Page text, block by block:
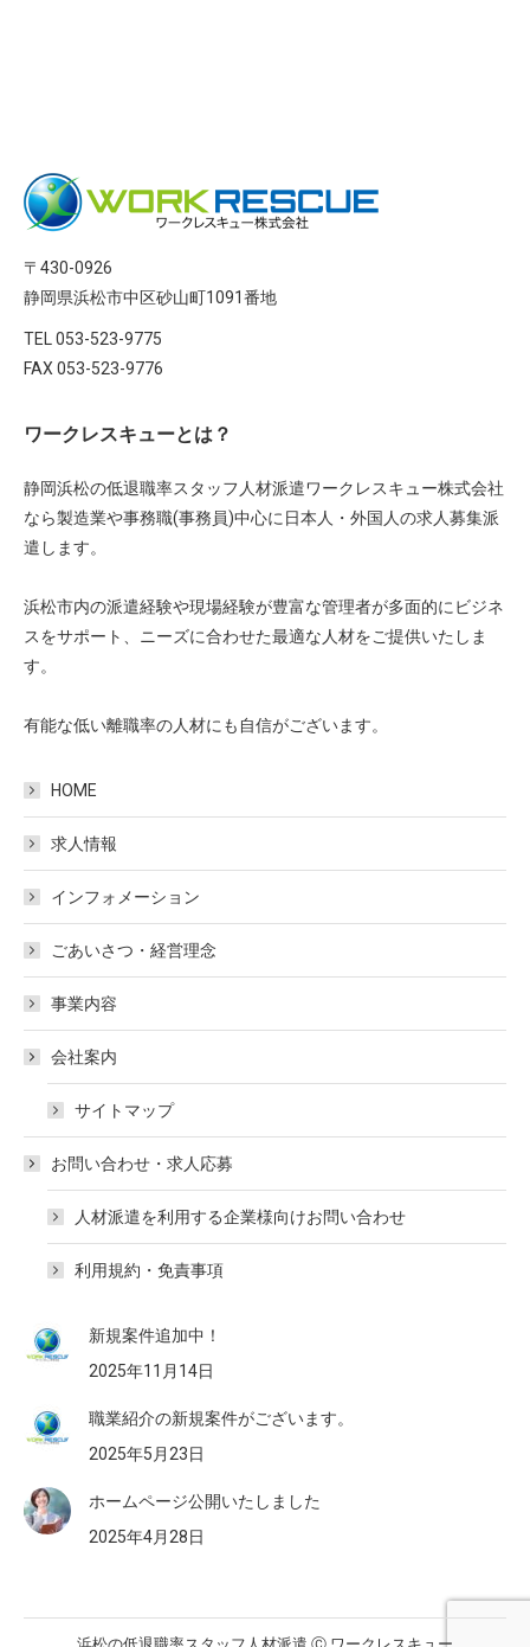
〒430-0926
静岡県浜松市中区砂山町1091番地
TEL 053-523-9775
FAX 053-523-9776
ワークレスキューとは？
静岡浜松の低退職率スタッフ人材派遣ワークレスキュー株式会社
なら製造業や事務職(事務員)中心に日本人・外国人の求人募集派
遣します。
浜松市内の派遣経験や現場経験が豊富な管理者が多面的にビジネ
スをサポート、ニーズに合わせた最適な人材をご提供いたしま
す。
有能な低い離職率の人材にも自信がございます。
HOME
求人情報
インフォメーション
ごあいさつ・経営理念
事業内容
会社案内
サイトマップ
お問い合わせ・求人応募
人材派遣を利用する企業様向けお問い合わせ
利用規約・免責事項
新規案件追加中！
2025年11月14日
職業紹介の新規案件がございます。
2025年5月23日
ホームページ公開いたしました
2025年4月28日